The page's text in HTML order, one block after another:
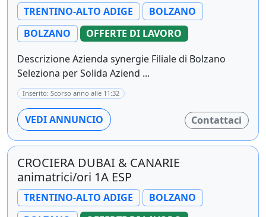
TRENTINO-ALTO ADIGE
BOLZANO
BOLZANO
OFFERTE DI LAVORO
Descrizione Azienda synergie Filiale di Bolzano
Seleziona per Solida Aziend ...
Inserito: Scorso anno alle 11:32
VEDI ANNUNCIO Contattaci
CROCIERA DUBAI & CANARIE
animatrici/ori 1A ESP
TRENTINO-ALTO ADIGE
BOLZANO